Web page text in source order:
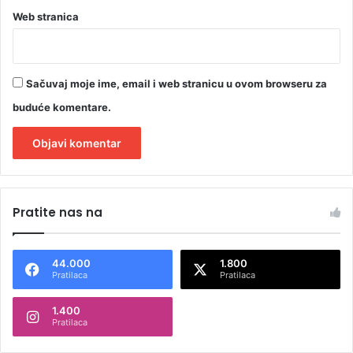
Web stranica
Sačuvaj moje ime, email i web stranicu u ovom browseru za
buduće komentare.
t
n
t
Pratite nas na
44.000
Pratilaca
1.800
Pratilaca
1.400
Pratilaca